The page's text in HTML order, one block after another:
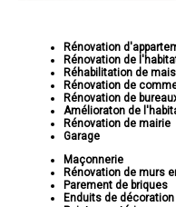
Rénovation
Rénovation de
Réhabilitation de
Rénovation de
Rénovation de
Amélioraton de
Rénovation de mairie
Garage
Maçonnerie
Rénovation de murs
Parement de briques
Enduits de décoration